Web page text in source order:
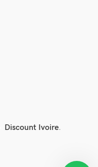
Discount Ivoire.